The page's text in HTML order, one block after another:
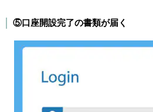
⑤口座開設完了の書類が届く